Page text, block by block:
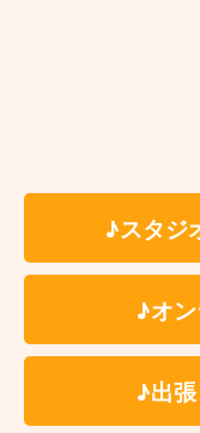
♪スタジ
♪オ
♪出
お近くの教室を探す